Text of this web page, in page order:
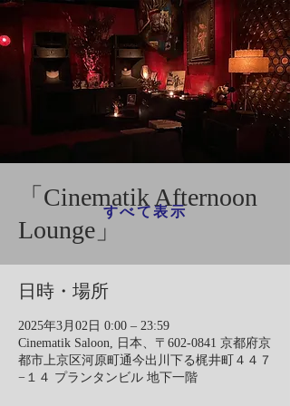
「Cinematik Afternoon
Lounge」
日時・場所
2025年3月02日 0:00 – 23:59
Cinematik Saloon, 日本、〒602-0841 京都府京
都市上京区河原町通今出川下る梶井町４４７
−１４ プランタンビル 地下一階
すべて表示